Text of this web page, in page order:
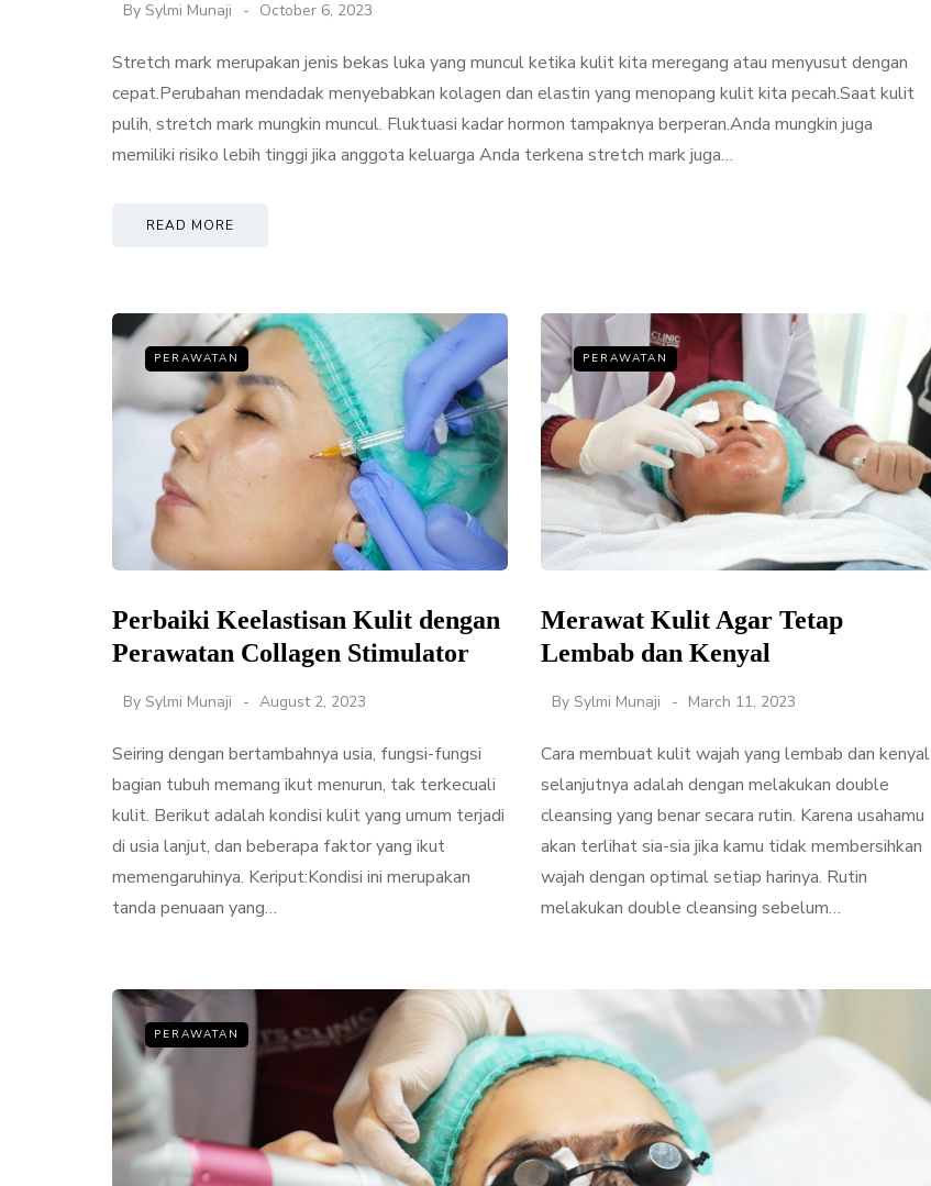
By Sylmi Munaji October 6, 2023
Stretch mark merupakan jenis bekas luka yang muncul ketika kulit kita meregang atau menyusut dengan
cepat.Perubahan mendadak menyebabkan kolagen dan elastin yang menopang kulit kita pecah.Saat kulit
pulih, stretch mark mungkin muncul. Fluktuasi kadar hormon tampaknya berperan.Anda mungkin juga
memiliki risiko lebih tinggi jika anggota keluarga Anda terkena stretch mark juga…
READ MORE
PERAWATAN
Perbaiki Keelastisan Kulit dengan
Perawatan Collagen Stimulator
By Sylmi Munaji August 2, 2023
Seiring dengan bertambahnya usia, fungsi-fungsi
bagian tubuh memang ikut menurun, tak terkecuali
kulit. Berikut adalah kondisi kulit yang umum terjadi
di usia lanjut, dan beberapa faktor yang ikut
memengaruhinya. Keriput:Kondisi ini merupakan
tanda penuaan yang…
PERAWATAN
Merawat Kulit Agar Tetap
Lembab dan Kenyal
By Sylmi Munaji March 11, 2023
Cara membuat kulit wajah yang lembab dan kenyal
selanjutnya adalah dengan melakukan double
cleansing yang benar secara rutin. Karena usahamu
akan terlihat sia-sia jika kamu tidak membersihkan
wajah dengan optimal setiap harinya. Rutin
melakukan double cleansing sebelum…
PERAWATAN